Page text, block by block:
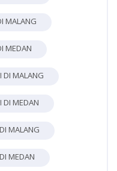
MALANG
MEDAN
DI MALANG
DI MEDAN
MALANG
MEDAN